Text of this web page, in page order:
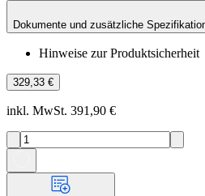
Dokumente und zusätzliche
Hinweise zur Produktsicherheit
329,33 €
inkl. MwSt. 391,90 €